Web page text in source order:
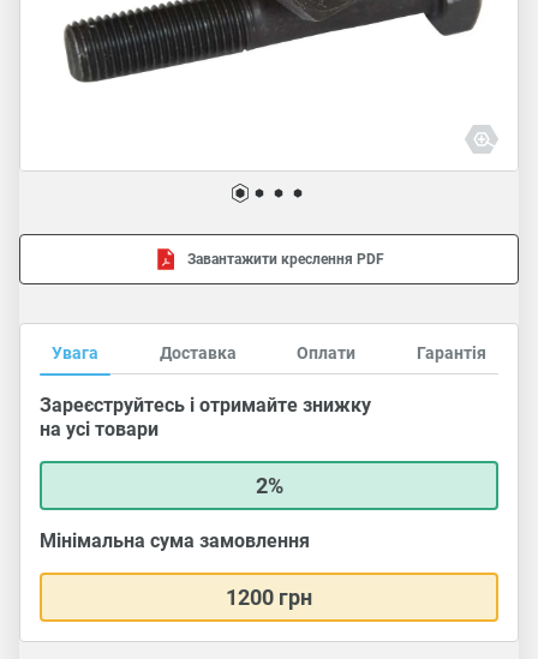
Завантажити креслення PDF
Увага Доставка Оплати Гарантія
Зареєструйтесь і отримайте знижку
на усі товари
2%
Мінімальна сума замовлення
1200 грн